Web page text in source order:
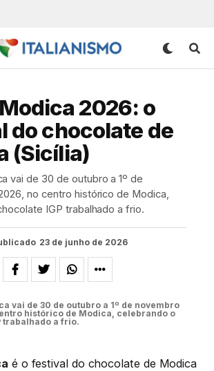
2026: o
do chocolate de
(Sicília)
vai de 30 de outubro a 1º de
no centro histórico de Modica,
IGP trabalhado a frio.
23 de junho de 2026
vai de 30 de outubro a 1º de novembro
histórico de Modica, celebrando o
trabalhado a frio.
é o festival do chocolate de Modica